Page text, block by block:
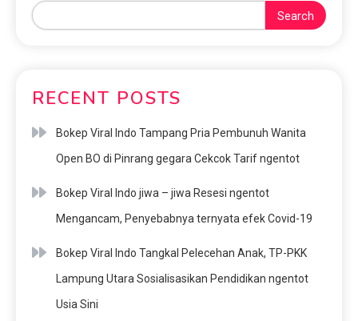
Search
RECENT POSTS
Bokep Viral Indo Tampang Pria Pembunuh Wanita
Open BO di Pinrang gegara Cekcok Tarif ngentot
Bokep Viral Indo jiwa – jiwa Resesi ngentot
Mengancam, Penyebabnya ternyata efek Covid-19
Bokep Viral Indo Tangkal Pelecehan Anak, TP-PKK
Lampung Utara Sosialisasikan Pendidikan ngentot
Usia Sini